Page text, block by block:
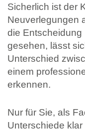
Sicherlich ist der
Neuverlegungen
die Entscheidung
gesehen, lässt
Unterschied
einem
erkennen.
Nur für Sie, als
Unterschiede klar